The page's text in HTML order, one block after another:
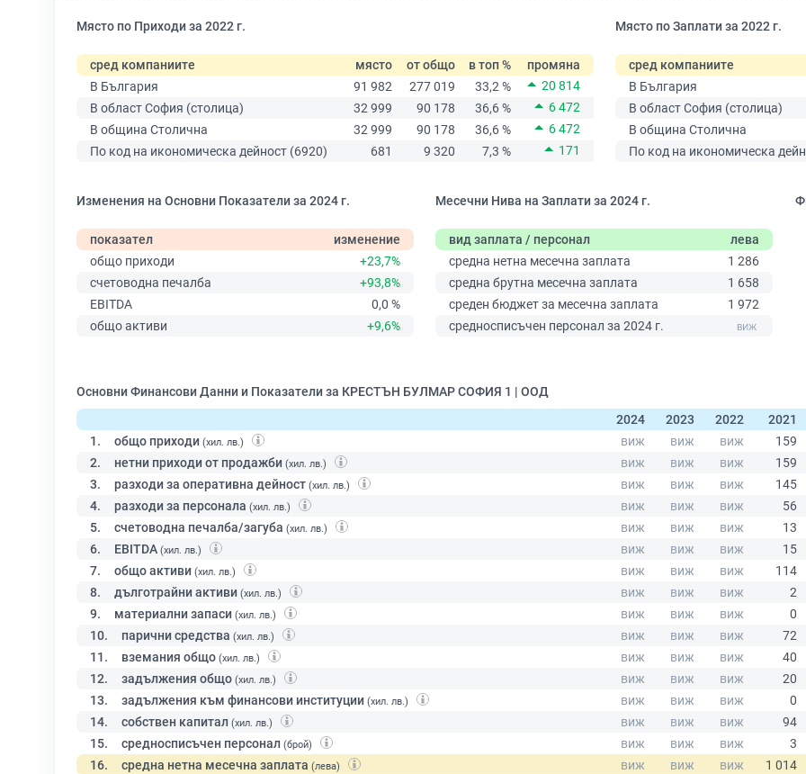
Място по Приходи за 2022 г.
сред компаниите място от общо в топ %
промяна
В България
91 982 277 019 33,2 %
20 814
В област София (столица)
32 999 90 178 36,6 %
6 472
В община Столична
32 999 90 178 36,6 %
6 472
По код на икономическа дейност (6920)
681 9 320 7,3 % 171
Място по Заплати за 2022 г.
сред компаниите
В България
В област София (столица)
В община Столична
По код на икономическа
Изменения на Основни Показатели за 2024 г.
показател
изменение
общо приходи
+23,7%
счетоводна печалба
+93,8%
EBITDA
0,0 %
общо активи
+9,6%
Месечни Нива на Заплати за 2024 г.
вид заплата / персонал
лева
средна нетна месечна заплата
1 286
средна брутна месечна заплата
1 658
среден бюджет за месечна заплата
1 972
средносписъчен персонал за 2024 г.
Основни Финансови Данни и Показатели за КРЕСТЪН БУЛМАР СОФИЯ 1 | ООД
2024
2023 2022
2021
1.
общо приходи (хил. лв.)
2. нетни приходи от продажби (хил. лв.)
3. разходи за оперативна дейност (хил. лв.)
4. разходи за персонала (хил. лв.)
5. счетоводна печалба/загуба (хил. лв.)
6. EBITDA (хил. лв.)
7. общо активи (хил. лв.)
8. дълготрайни активи (хил. лв.)
9. материални запаси (хил. лв.)
10. парични средства (хил. лв.)
11. вземания общо (хил. лв.)
12. задължения общо (хил. лв.)
13. задължения към финансови институции (хил. лв.)
14. собствен капитал (хил. лв.)
15. средносписъчен персонал (брой)
16. средна нетна месечна заплата (лева)